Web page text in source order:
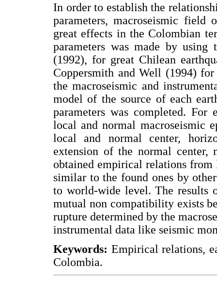
In order to establish the
parameters, macroseismic field
great effects in the Colombian
parameters was made by using
(1992), for great Chilean
Coppersmith and Well (1994)
the macroseismic and
model of the source of each
parameters was completed. For
local and normal macroseismic
local and normal center,
extension of the normal center,
obtained empirical relations from
similar to the found ones by
to world-wide level. The results
mutual non compatibility exists
rupture determined by the
instrumental data like seismic
Keywords: Empirical relations,
Colombia.